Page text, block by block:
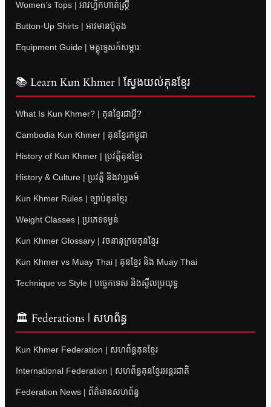
Women’s Tops | អាវហ្វឹកហាត់ស្ត្រី
Button-Up Shirts | អាវមានប៊ូតុង
Equipment Guide | មគ្គុទ្ទេសក៍សម្ភារៈ
📚 Learn Kun Khmer | ស្វែងយល់គុនខ្មែរ
What Is Kun Khmer? | គុនខ្មែរជាអ្វី?
Cambodia Kun Khmer | គុនខ្មែរកម្ពុជា
History of Kun Khmer | ប្រវត្តិគុនខ្មែរ
History & Culture | ប្រវត្តិ និងវប្បធម៌
Kun Khmer Rules | ច្បាប់គុនខ្មែរ
Weight Classes | ប្រភេទទម្ងន់
Kun Khmer Glossary | វចនានុក្រមគុនខ្មែរ
Kun Khmer vs Muay Thai | គុនខ្មែរ និង Muay Thai
Technique vs Style | បច្ចេកទេស និងស្ទីលប្រយុទ្ធ
🏛 Federations | សហព័ន្ធ
Kun Khmer Federation | សហព័ន្ធគុនខ្មែរ
International Federation | សហព័ន្ធគុនខ្មែរអន្តរជាតិ
Federation News | ព័ត៌មានសហព័ន្ធ